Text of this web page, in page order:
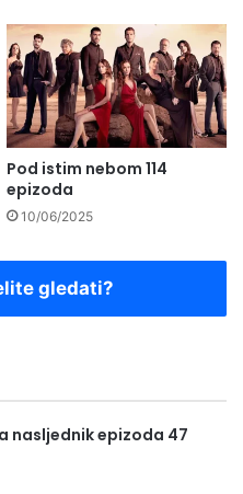
Pod istim nebom 114
epizoda
10/06/2025
gledati?
nasljednik epizoda 47